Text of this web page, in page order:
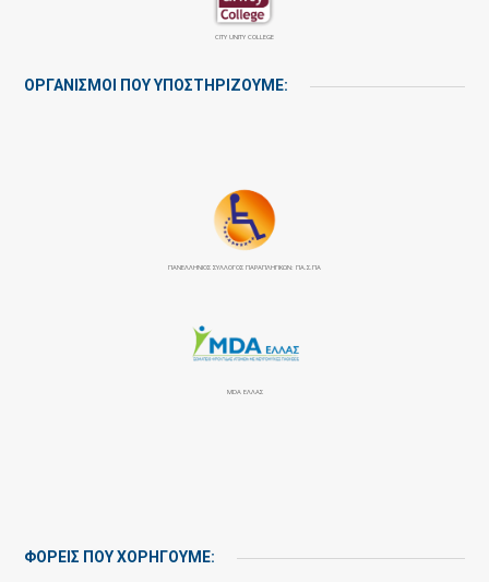
CITY UNITY COLLEGE
ΟΡΓΑΝΙΣΜΟΙ ΠΟΥ ΥΠΟΣΤΗΡΙΖΟΥΜΕ:
ΠΑΝΕΛΛΉΝΙΟΣ ΣΎΛΛΟΓΟΣ ΠΑΡΑΠΛΗΓΙΚΏΝ: ΠΑ.Σ.ΠΑ
MDA ΕΛΛΑΣ
ΦΟΡΕΙΣ ΠΟΥ ΧΟΡΗΓΟΥΜΕ: